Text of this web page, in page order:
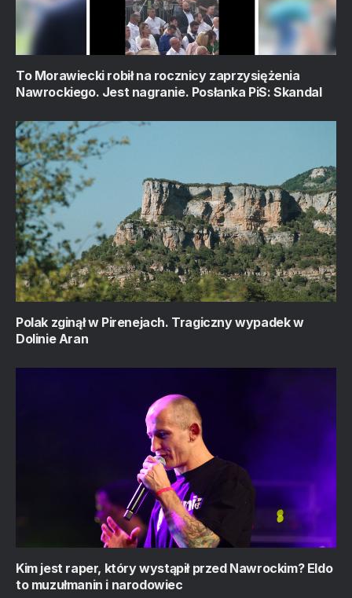
To Morawiecki robił na rocznicy zaprzysiężenia
Nawrockiego. Jest nagranie. Posłanka PiS: Skandal
Polak zginął w Pirenejach. Tragiczny wypadek w
Dolinie Aran
Kim jest raper, który wystąpił przed Nawrockim? Eldo
to muzułmanin i narodowiec